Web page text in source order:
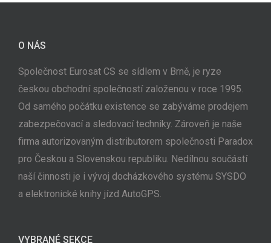
O NÁS
Společnost Eurosat CS se sídlem v Brně, je ryze
českou obchodní společností založenou v roce 1995.
Od samého počátku existence se zabýváme prodejem
zabezpečovací a sledovací techniky. Zároveň je naše
firma autorizovaným distributorem společnosti Paradox
pro Českou a Slovenskou republiku. Nedílnou součástí
naší činnosti je i vývoj docházkového systému SYSDO
a elektronické knihy jízd AutoGPS.
VYBRANÉ SEKCE